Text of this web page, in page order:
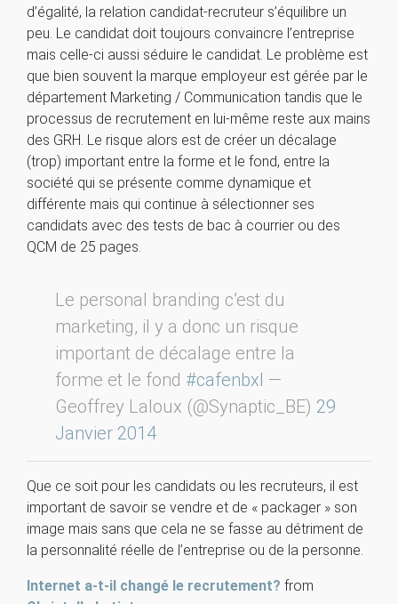
d’égalité, la relation candidat-recruteur s’équilibre un
peu. Le candidat doit toujours convaincre l’entreprise
mais celle-ci aussi séduire le candidat. Le problème est
que bien souvent la marque employeur est gérée par le
département Marketing / Communication tandis que le
processus de recrutement en lui-même reste aux mains
des GRH. Le risque alors est de créer un décalage
(trop) important entre la forme et le fond, entre la
société qui se présente comme dynamique et
différente mais qui continue à sélectionner ses
candidats avec des tests de bac à courrier ou des
QCM de 25 pages.
Le personal branding c’est du
marketing, il y a donc un risque
important de décalage entre la
forme et le fond #cafenbxl —
Geoffrey Laloux (@Synaptic_BE) 29
Janvier 2014
Que ce soit pour les candidats ou les recruteurs, il est
important de savoir se vendre et de « packager » son
image mais sans que cela ne se fasse au détriment de
la personnalité réelle de l’entreprise ou de la personne.
Internet a-t-il changé le recrutement? from